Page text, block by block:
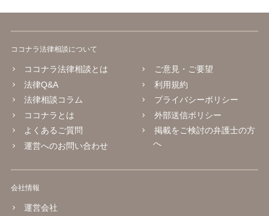
ココナラ法律相談について
ココナラ法律相談とは
法律Q&A
法律相談コラム
ココナラとは
よくあるご質問
運営へのお問い合わせ
ご意見・ご要望
利用規約
プライバシーポリシー
外部送信ポリシー
掲載をご検討の弁護士の方
へ
会社情報
運営会社